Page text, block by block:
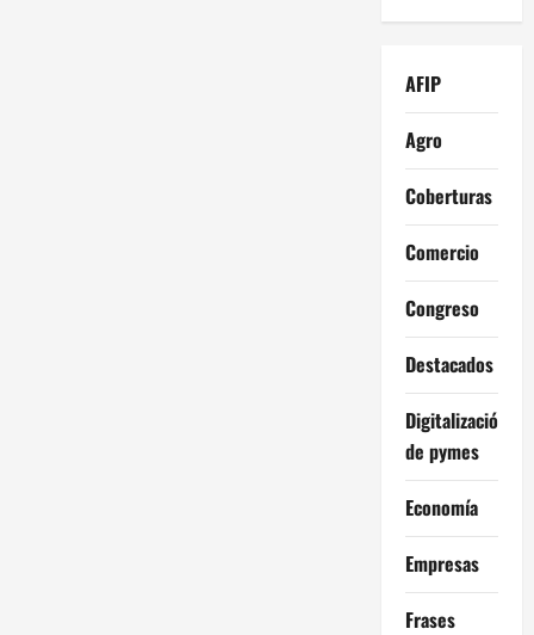
AFIP
Agro
Coberturas
Comercio
Congreso
Destacados
Digitalización
de pymes
Economía
Empresas
Frases